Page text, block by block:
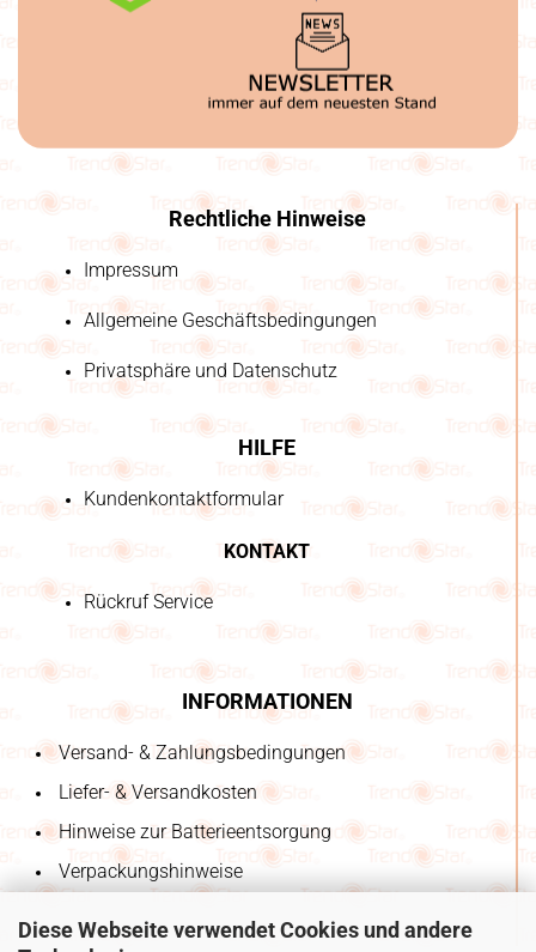
Diese Webseite verwendet Cookies und andere
Rechtliche Hinweise
Impressum
Allgemeine Geschäftsbedingungen
Privatsphäre und Datenschutz
HILFE
Kundenkontaktformular
KONTAKT
Rückruf Service
INFORMATIONEN
Versand- & Zahlungsbedingungen
Liefer- & Versandkosten
Hinweise zur Batterieentsorgung
Verpackungshinweise